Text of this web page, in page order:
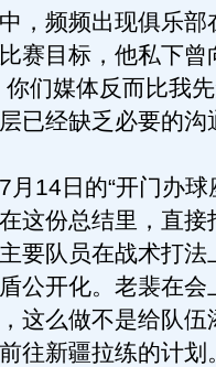
频频出现俱乐部
赛目标，他私下曾
们媒体反而比我
已经缺乏必要的沟
14日的“开门办球
这份总结里，直接
要队员在战术打法
公开化。老裴在会
这么做不是给队伍
往新疆拉练的计划